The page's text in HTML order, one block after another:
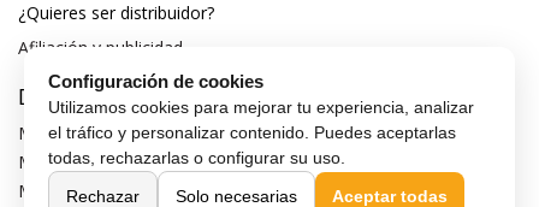
¿Quieres ser distribuidor?
Afiliación y publicidad
Destacados
Móviles de gama alta
Móviles con buena cámara
Móviles sin marcos
Configuración de cookies
Utilizamos cookies para mejorar tu experiencia, analizar
el tráfico y personalizar contenido. Puedes aceptarlas
todas, rechazarlas o configurar su uso.
Rechazar
Solo necesarias Aceptar todas